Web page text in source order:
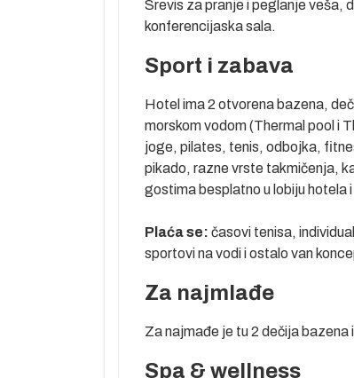
Srevis za pranje i peglanje veša,
konferencijaska sala.
Sport i zabava
Hotel ima 2 otvorena bazena,
morskom vodom (Thermal pool i
joge, pilates, tenis, odbojka,
pikado, razne vrste takmičenja,
gostima besplatno u lobiju hotela
Plaća se: časovi tenisa,
sportovi na vodi i ostalo van
Za najmlađe
Za najmađe je tu 2 dečija bazena
Spa & wellness